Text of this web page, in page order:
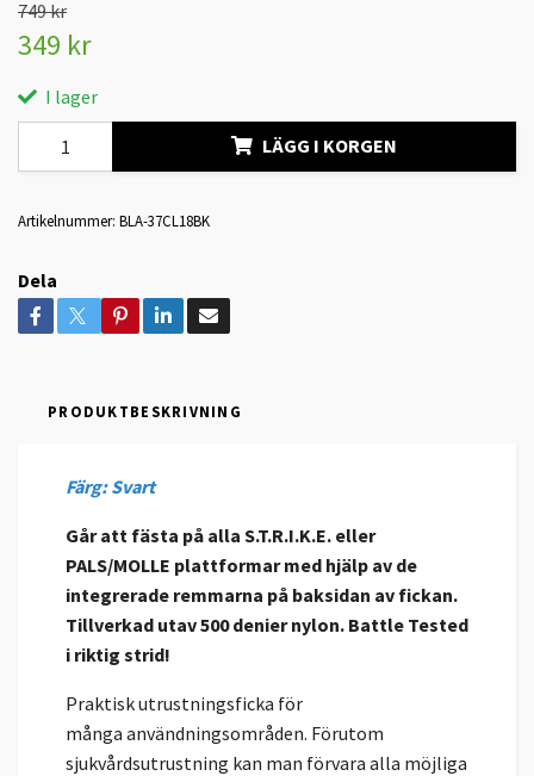
749 kr
349 kr
I lager
LÄGG I KORGEN
Artikelnummer: BLA-37CL18BK
Dela
PRODUKTBESKRIVNING
Färg: Svart
Går att fästa på alla S.T.R.I.K.E. eller
PALS/MOLLE plattformar med hjälp av de
integrerade remmarna på baksidan av fickan.
Tillverkad utav 500 denier nylon. Battle Tested
i riktig strid!
Praktisk utrustningsficka för
många användningsområden. Förutom
sjukvårdsutrustning kan man förvara alla möjliga